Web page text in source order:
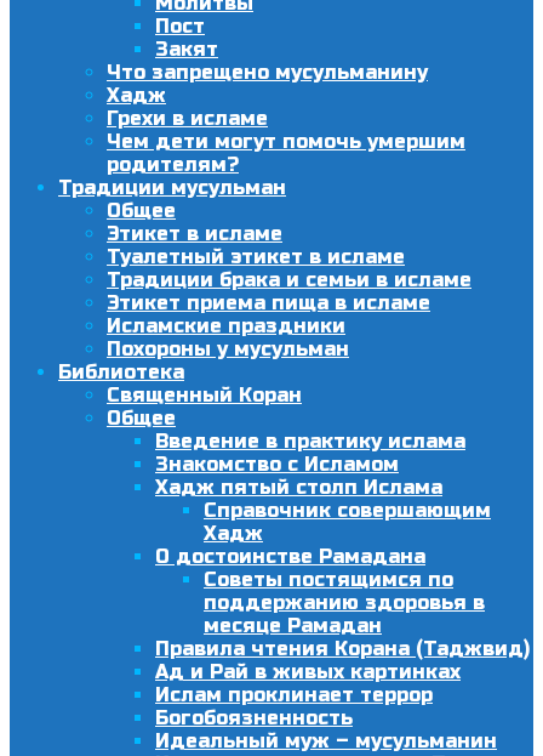
Пост
Закят
Что запрещено мусульманину
Хадж
Грехи в исламе
Чем дети могут помочь умершим
родителям?
Традиции мусульман
Общее
Этикет в исламе
Туалетный этикет в исламе
Традиции брака и семьи в исламе
Этикет приема пища в исламе
Исламские праздники
Похороны у мусульман
Библиотека
Священный Коран
Общее
Введение в практику ислама
Знакомство с Исламом
Хадж пятый столп Ислама
Справочник совершающим
Хадж
О достоинстве Рамадана
Советы постящимся по
поддержанию здоровья в
месяце Рамадан
Правила чтения Корана (Таджвид)
Ад и Рай в живых картинках
Ислам проклинает террор
Богобоязненность
Идеальный муж – мусульманин